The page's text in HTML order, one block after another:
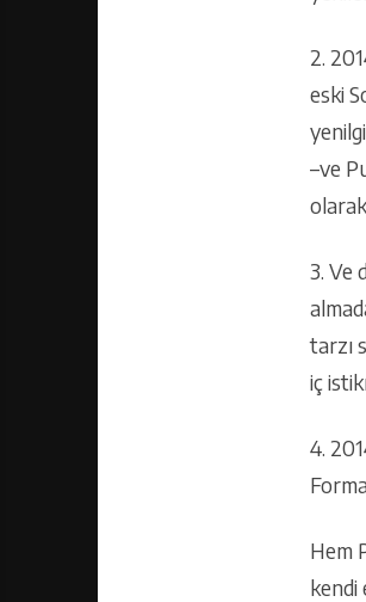
2.
eski
–ve
3. Ve
tarzı
iç
4.
Hem
kendi